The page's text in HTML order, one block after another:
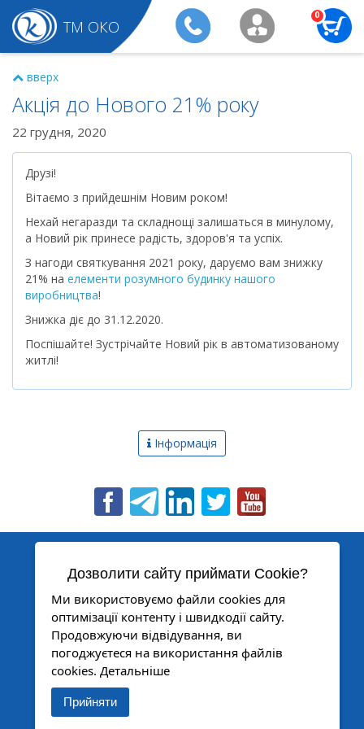
ТМ ОКО
0
вверх
Акція до Нового 21% року
22 грудня, 2020
Друзі!
Вітаємо з прийдешнім Новим роком!
Нехай негаразди та складнощі залишаться в минулому,
а Новий рік принесе радість, здоров'я та успіх.
З нагоди святкування 2021 року, даруємо вам знижку
21% на елементи розумного будинку нашого
виробництва!
Знижка діє до 31.12.2020.
Поспішайте! Зустрічайте Новий рік в автоматизованому
житлі!
Інформація
Про компанію
Гарантія
Проекти
Форум
Де купити
Контакти
+38 (044) 391-68-74
+38 (096) 252-50-57
+38 (066) 060-05-73
oko@oko.org.ua
ОКО™
Дозволити сайту приймати Cookie?
Ми використовуємо файли cookies для
оптимізації контенту і швидкодії сайту.
Продовжуючи відвідування, ви
погоджуєтеся на використання файлів
cookies. Детальніше
Прийняти